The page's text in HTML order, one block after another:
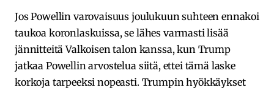
Jos Powellin varovaisuus joulukuun suhteen ennakoi
taukoa koronlaskuissa, se lähes varmasti lisää
jännitteitä Valkoisen talon kanssa, kun Trump
jatkaa Powellin arvostelua siitä, ettei tämä laske
korkoja tarpeeksi nopeasti. Trumpin hyökkäykset